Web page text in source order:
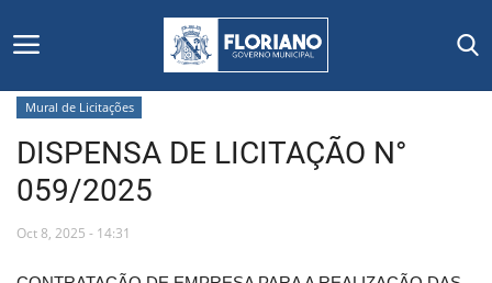
Início
Editais
Mural de Licitações
DISPENSA DE LICITAÇÃO N°
059/2025
Oct 8, 2025 - 14:31